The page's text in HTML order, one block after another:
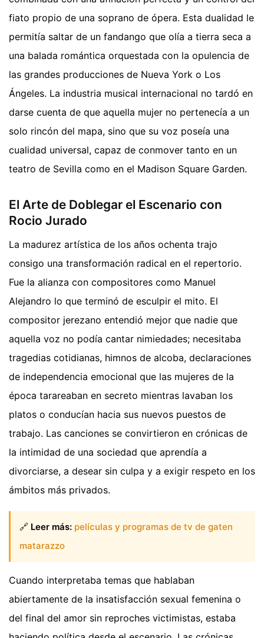
fiato propio de una soprano de ópera. Esta dualidad le
permitía saltar de un fandango que olía a tierra seca a
una balada romántica orquestada con la opulencia de
las grandes producciones de Nueva York o Los
Ángeles. La industria musical internacional no tardó en
darse cuenta de que aquella mujer no pertenecía a un
solo rincón del mapa, sino que su voz poseía una
cualidad universal, capaz de conmover tanto en un
teatro de Sevilla como en el Madison Square Garden.
El Arte de Doblegar el Escenario con
Rocio Jurado
La madurez artística de los años ochenta trajo
consigo una transformación radical en el repertorio.
Fue la alianza con compositores como Manuel
Alejandro lo que terminó de esculpir el mito. El
compositor jerezano entendió mejor que nadie que
aquella voz no podía cantar nimiedades; necesitaba
tragedias cotidianas, himnos de alcoba, declaraciones
de independencia emocional que las mujeres de la
época tarareaban en secreto mientras lavaban los
platos o conducían hacia sus nuevos puestos de
trabajo. Las canciones se convirtieron en crónicas de
la intimidad de una sociedad que aprendía a
divorciarse, a desear sin culpa y a exigir respeto en los
ámbitos más privados.
🔗 Leer más: películas y programas de tv de gaten
matarazzo
Cuando interpretaba temas que hablaban
abiertamente de la insatisfacción sexual femenina o
del final del amor sin reproches victimistas, estaba